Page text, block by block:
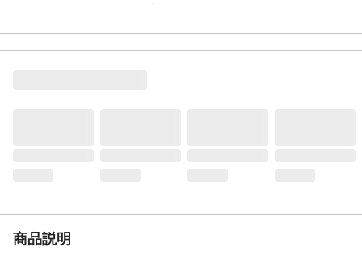
化し、より豊かで豪華な外観を実現しま
商品説明